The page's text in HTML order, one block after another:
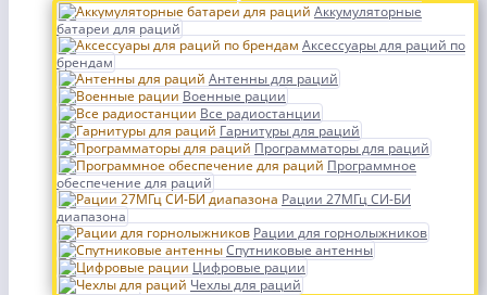
Аккумуляторные
батареи для раций
Аксессуары для раций по
брендам
Антенны для раций
Военные рации
Все радиостанции
Гарнитуры для раций
Программаторы для раций
Программное
обеспечение для раций
Рации 27МГц СИ-БИ
диапазона
Рации для горнолыжников
Спутниковые антенны
Цифровые рации
Чехлы для раций